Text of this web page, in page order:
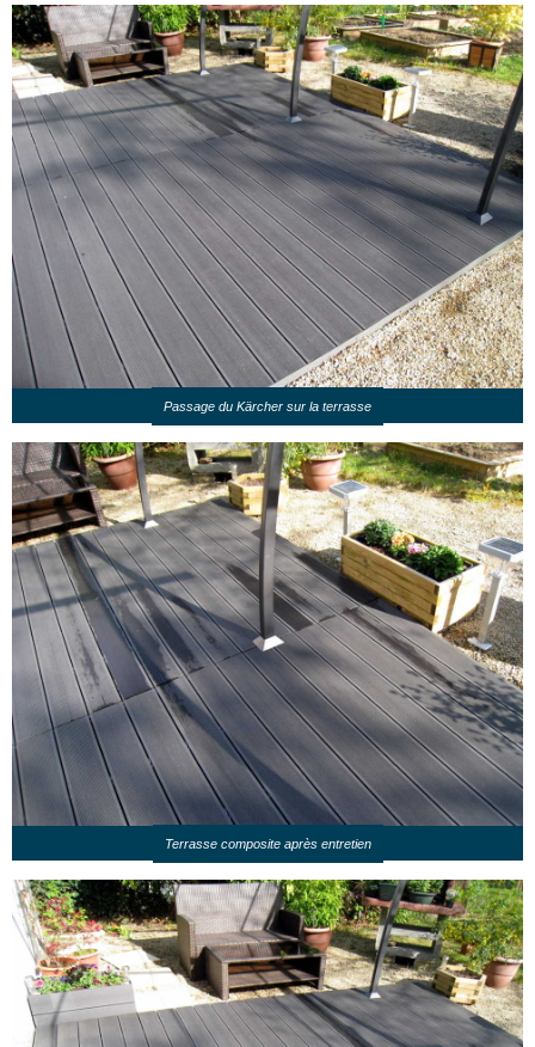
Passage du Kärcher sur la terrasse
Terrasse composite après entretien